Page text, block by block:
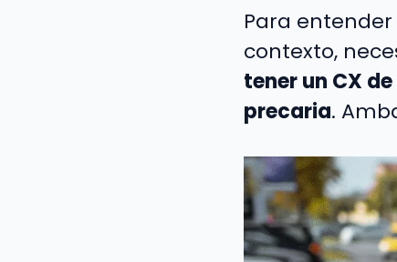
Para
contexto,
tener un CX
precaria.